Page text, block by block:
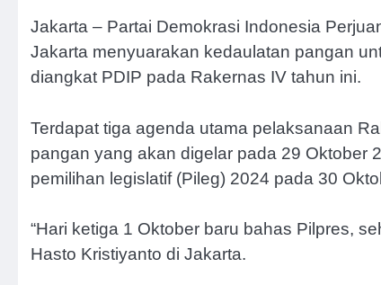
Jakarta – Partai Demokrasi Indonesia
Jakarta menyuarakan kedaulatan pangan
diangkat PDIP pada Rakernas IV tahun ini.
Terdapat tiga agenda utama pelaksanaan
pangan yang akan digelar pada 29 Oktober
pemilihan legislatif (Pileg) 2024 pada 30
“Hari ketiga 1 Oktober baru bahas Pilpres,
Hasto Kristiyanto di Jakarta.